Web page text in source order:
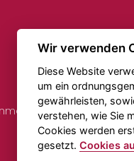
zu den
Wir verwenden
Diese Website
um ein
gewährleisten,
verstehen, wie Sie
Cookies werden
gesetzt. Cookies